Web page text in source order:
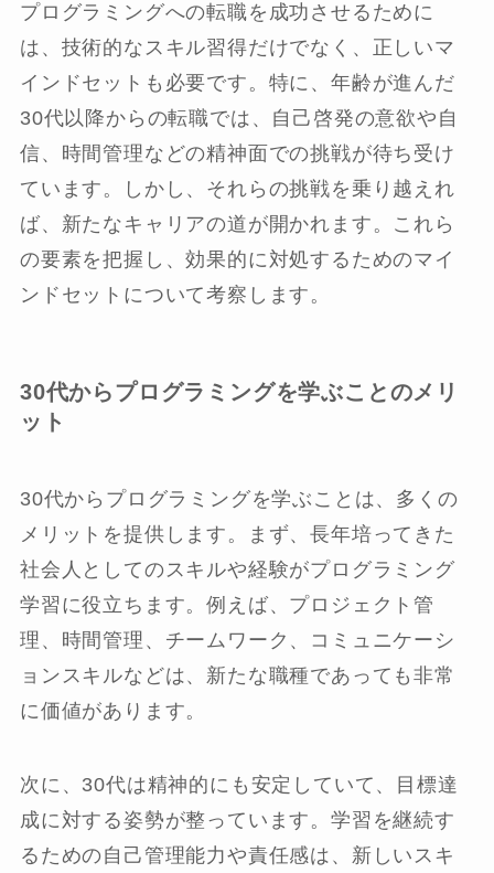
プログラミングへの転職を成功させるために
は、技術的なスキル習得だけでなく、正しいマ
インドセットも必要です。特に、年齢が進んだ
30代以降からの転職では、自己啓発の意欲や自
信、時間管理などの精神面での挑戦が待ち受け
ています。しかし、それらの挑戦を乗り越えれ
ば、新たなキャリアの道が開かれます。これら
の要素を把握し、効果的に対処するためのマイ
ンドセットについて考察します。
30代からプログラミングを学ぶことのメリ
ット
30代からプログラミングを学ぶことは、多くの
メリットを提供します。まず、長年培ってきた
社会人としてのスキルや経験がプログラミング
学習に役立ちます。例えば、プロジェクト管
理、時間管理、チームワーク、コミュニケーシ
ョンスキルなどは、新たな職種であっても非常
に価値があります。
次に、30代は精神的にも安定していて、目標達
成に対する姿勢が整っています。学習を継続す
るための自己管理能力や責任感は、新しいスキ